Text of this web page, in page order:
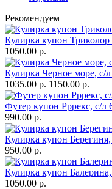
Рекомендуем
Кулирка купон
1050.00 р.
Кулирка Черное море, с/
1035.00 р. 1150.00 р.
Футер купон Рррекс, с/л
990.00 р.
Кулирка купон
950.00 р.
Кулирка купон
1050.00 р.